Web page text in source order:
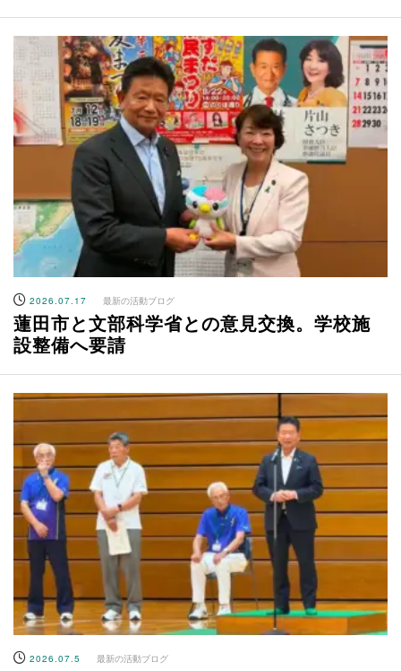
2026.07.17 最新の活動ブログ
蓮田市と文部科学省との意見交換。学校施
設整備へ要請
2026.07.5 最新の活動ブログ